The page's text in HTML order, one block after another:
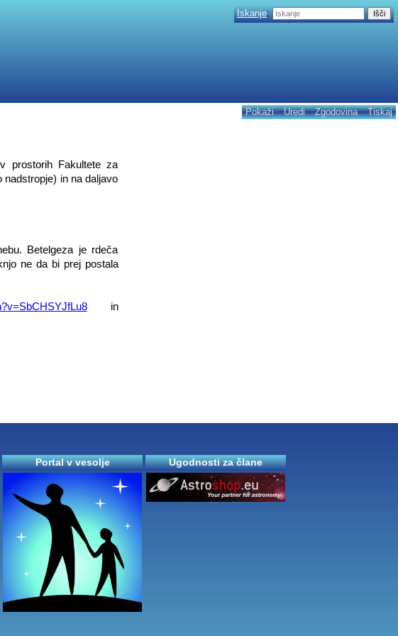
Iskanje:
Pokaži Uredi Zgodovina Tiskaj
prostorih Fakultete za
in na daljavo
Betelgeza je rdeča
ne da bi prej postala
in
Portal v vesolje Ugodnosti za člane